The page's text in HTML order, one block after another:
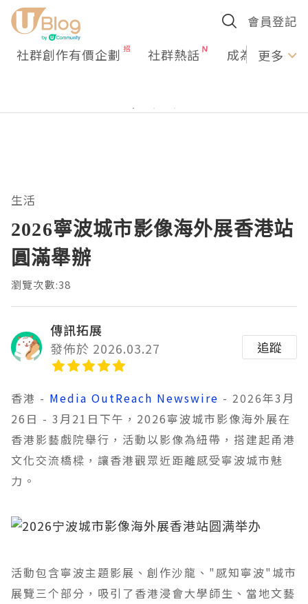
會員登記
社群創作有價企劃 社群熱話 成為U更多
生活
2026寧波城市影像海外展香港站
圓滿舉辦
瀏覽次數:38
傳訊拓展
發佈於 2026.03.27
追蹤
香港 - Media OutReach Newswire - 2026年3月
26日 - 3月21日下午，2026寧波城市影像海外展在
香港影藝戲院舉行，活動以影像為紐帶，搭建起甬港
文化交流橋樑，讓香港觀眾近距離感受寧波城市魅
力。
活動包含寧波主題影展、創作沙龍、"感知寧波"城市
展覽三个部分，吸引了香港浸會大學師生、當地文藝